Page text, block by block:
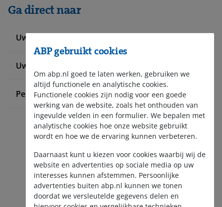
Ga direct naar
Uw werknemers informeren
Uw pensioenadministratie doen
Pensioen bij ABP
Aanmelden nieuwsbrief
ABP gebruikt cookies
Om abp.nl goed te laten werken, gebruiken we
altijd functionele en analytische cookies.
Functionele cookies zijn nodig voor een goede
werking van de website, zoals het onthouden van
ingevulde velden in een formulier. We bepalen met
analytische cookies hoe onze website gebruikt
wordt en hoe we de ervaring kunnen verbeteren.
Daarnaast kunt u kiezen voor cookies waarbij wij de
website en advertenties op sociale media op uw
interesses kunnen afstemmen. Persoonlijke
advertenties buiten abp.nl kunnen we tonen
doordat we versleutelde gegevens delen en